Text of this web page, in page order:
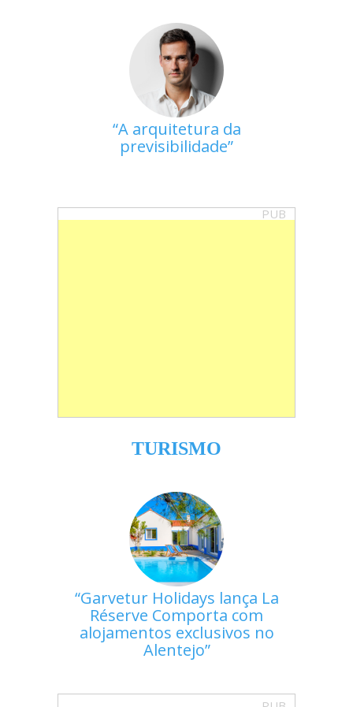
A arquitetura da
previsibilidade
PUB
TURISMO
Garvetur Holidays lança La
Réserve Comporta com
alojamentos exclusivos no
Alentejo